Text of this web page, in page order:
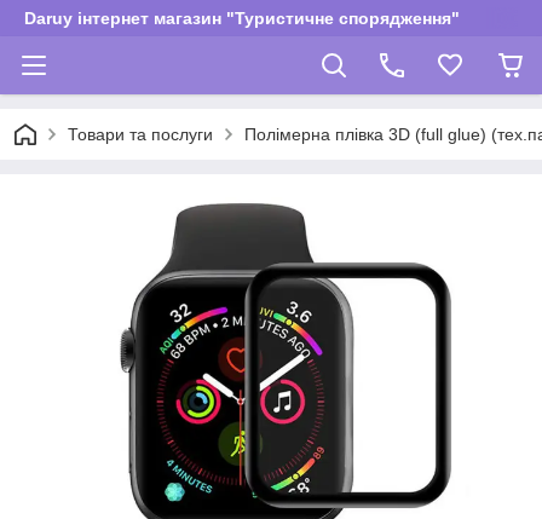
Daruy інтернет магазин "Туристичне спорядження"
Товари та послуги Полімерна плівка 3D (full glue)